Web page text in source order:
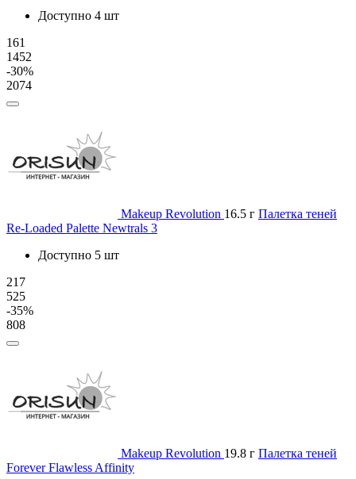
Доступно 4 шт
161
1452
-30%
2074
Makeup Revolution 16.5 г Палетка теней
Re-Loaded Palette Newtrals 3
Доступно 5 шт
217
525
-35%
808
Makeup Revolution 19.8 г Палетка теней
Forever Flawless Affinity